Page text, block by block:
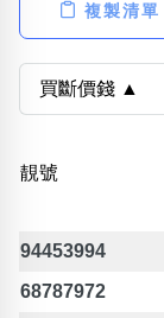
幸運號分類
包含數字
生日分類
複製清單
靚號
94453994
68787972